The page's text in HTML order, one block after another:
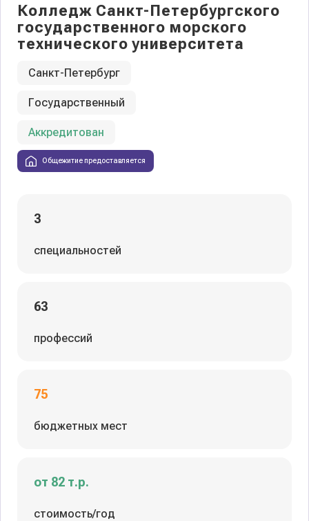
Колледж Санкт-Петербургского
государственного морского
технического университета
Санкт-Петербург
Государственный
Аккредитован
Общежитие предоставляется
3
специальностей
63
профессий
75
бюджетных мест
от 82 т.р.
стоимость/год